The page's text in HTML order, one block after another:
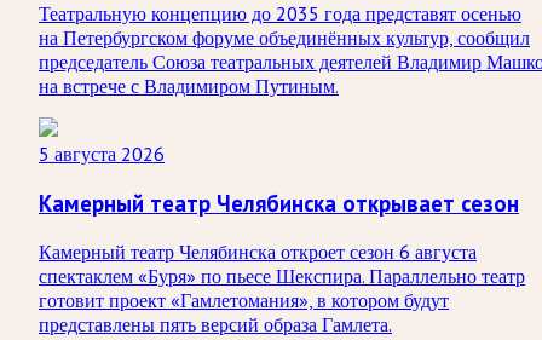
Театральную концепцию до 2035 года представят осенью
на Петербургском форуме объединённых культур, сообщил
председатель Союза театральных деятелей Владимир
на встрече с Владимиром Путиным.
5 августа 2026
Камерный театр Челябинска открывает сезон
Камерный театр Челябинска откроет сезон 6 августа
спектаклем «Буря» по пьесе Шекспира. Параллельно театр
готовит проект «Гамлетомания», в котором будут
представлены пять версий образа Гамлета.